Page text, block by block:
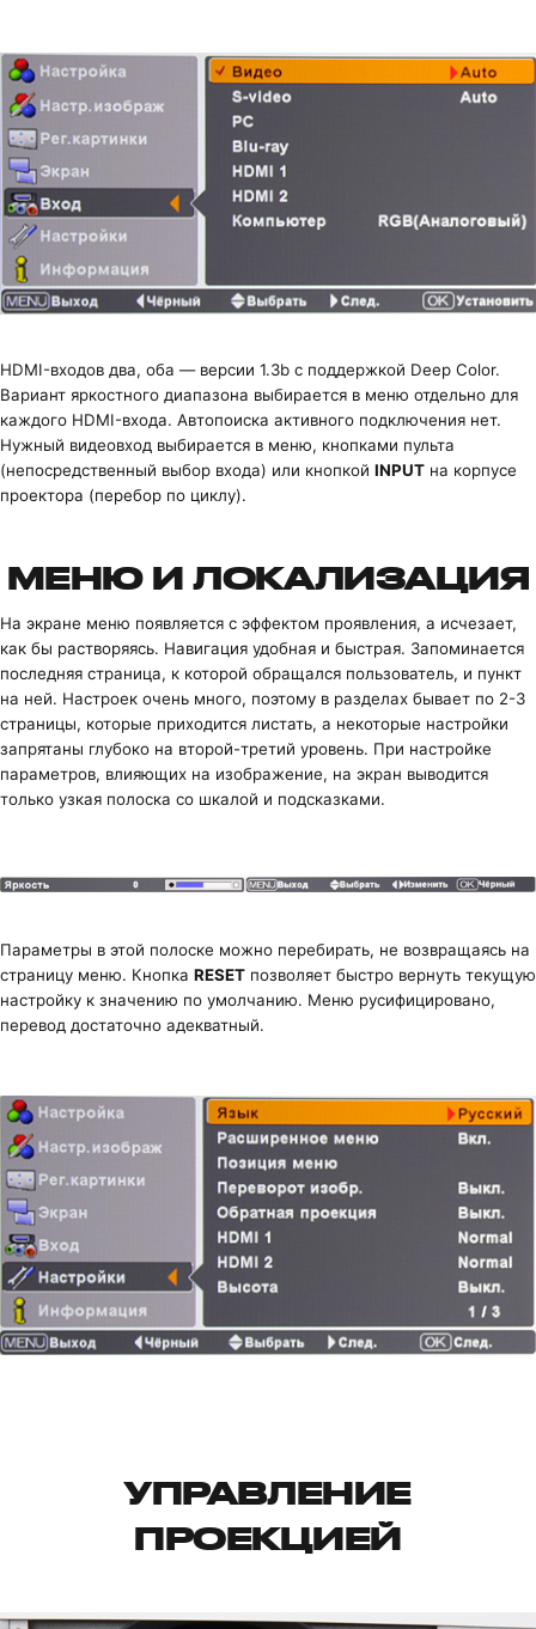
HDMI-входов два, оба — версии 1.3b с поддержкой Deep Color.
Вариант яркостного диапазона выбирается в меню отдельно для
каждого HDMI-входа. Автопоиска активного подключения нет.
Нужный видеовход выбирается в меню, кнопками пульта
(непосредственный выбор входа) или кнопкой INPUT на корпусе
проектора (перебор по циклу).
МЕНЮ И ЛОКАЛИЗАЦИЯ
На экране меню появляется с эффектом проявления, а исчезает,
как бы растворяясь. Навигация удобная и быстрая. Запоминается
последняя страница, к которой обращался пользователь, и пункт
на ней. Настроек очень много, поэтому в разделах бывает по 2-3
страницы, которые приходится листать, а некоторые настройки
запрятаны глубоко на второй-третий уровень. При настройке
параметров, влияющих на изображение, на экран выводится
только узкая полоска со шкалой и подсказками.
Параметры в этой полоске можно перебирать, не возвращаясь на
страницу меню. Кнопка RESET позволяет быстро вернуть текущую
настройку к значению по умолчанию. Меню русифицировано,
перевод достаточно адекватный.
УПРАВЛЕНИЕ
ПРОЕКЦИЕЙ